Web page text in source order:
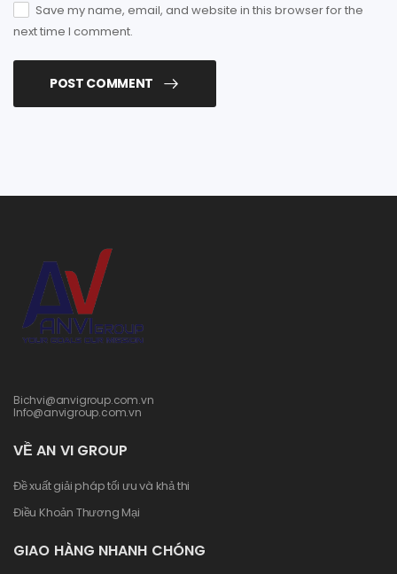
Save my name, email, and website in this browser for the
next time I comment.
POST COMMENT
Bichvi@anvigroup.com.vn
Info@anvigroup.com.vn
VỀ AN VI GROUP
Đề xuất giải pháp tối ưu và khả thi
Điều Khoản Thương Mại
GIAO HÀNG NHANH CHÓNG